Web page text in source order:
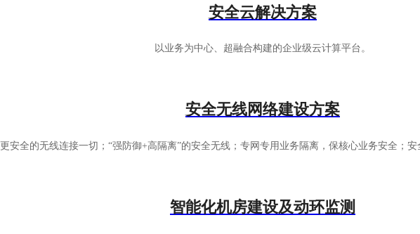
安全云解决方案
以业务为中心、超融合构建的企业级云计算平台。
安全无线网络建设方案
更安全的无线连接一切；“强防御+高隔离”的安全无线；专网专用业务隔离，保核心业务安全；
智能化机房建设及动环监测